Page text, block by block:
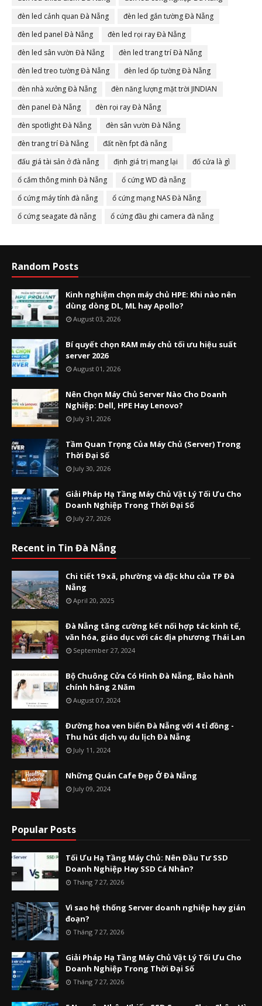
đèn led cảnh quan Đà Nẵng
đèn led gắn tường Đà Nẵng
đèn led panel Đà Nẵng
đèn led rọi ray Đà Nẵng
đèn led sân vườn Đà Nẵng
đèn led trang trí Đà Nẵng
đèn led treo tường Đà Nẵng
đèn led ốp tường Đà Nẵng
đèn nhà xưởng Đà Nẵng
đèn năng lượng mặt trời JINDIAN
đèn panel Đà Nẵng
đèn rọi ray Đà Nẵng
đèn spotlight Đà Nẵng
đèn sân vườn Đà Nẵng
đèn trang trí Đà Nẵng
đất nền fpt đà nẵng
đấu giá tài sản ở đà nẵng
định giá trị mang lại
đố cửa là gì
ổ cắm thông minh Đà Nẵng
ổ cứng WD đà nẵng
ổ cứng máy tính đà nẵng
ổ cứng mạng NAS Đà Nẵng
ổ cứng seagate đà nẵng
ổ cứng đầu ghi camera đà nẵng
Random Posts
Kinh nghiệm chọn máy chủ HPE: Khi nào nên
dùng dòng DL, ML hay Apollo?
August 03, 2026
Bí quyết chọn RAM máy chủ tối ưu hiệu suất
server 2026
August 01, 2026
Nên Chọn Máy Chủ Server Nào Cho Doanh
Nghiệp: Dell, HPE Hay Lenovo?
July 31, 2026
Tầm Quan Trọng Của Máy Chủ (Server) Trong
Thời Đại Số
July 30, 2026
Giải Pháp Hạ Tầng Máy Chủ Vật Lý Tối Ưu Cho
Doanh Nghiệp Trong Thời Đại Số
July 27, 2026
Recent in Tin Đà Nẵng
Chi tiết 19 xã, phường và đặc khu của TP Đà
Nẵng
April 20, 2025
Đà Nẵng tăng cường kết nối hợp tác kinh tế,
văn hóa, giáo dục với các địa phương Thái Lan
September 27, 2024
Bộ Chuông Cửa Có Hình Đà Nẵng, Bảo hành
chính hãng 2 Năm
August 07, 2024
Đường hoa ven biển Đà Nẵng với 4 tỉ đồng -
Thu hút dịch vụ du lịch Đà Nẵng
July 11, 2024
Những Quán Cafe Đẹp Ở Đà Nẵng
July 09, 2024
Popular Posts
Tối Ưu Hạ Tầng Máy Chủ: Nên Đầu Tư SSD
Doanh Nghiệp Hay SSD Cá Nhân?
Tháng 7 27, 2026
Vì sao hệ thống Server doanh nghiệp hay gián
đoạn?
Tháng 7 27, 2026
Giải Pháp Hạ Tầng Máy Chủ Vật Lý Tối Ưu Cho
Doanh Nghiệp Trong Thời Đại Số
Tháng 7 27, 2026